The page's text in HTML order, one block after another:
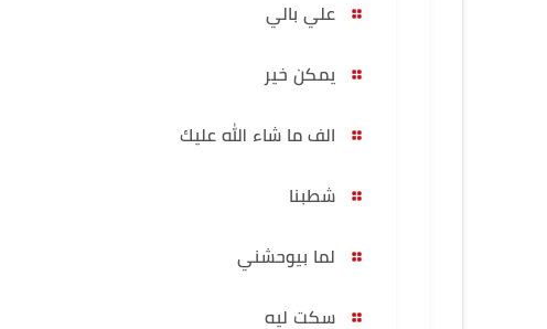
علي بالي
يمكن خير
الف ما شاء الله عليك
شطبنا
لما بيوحشني
سكت ليه